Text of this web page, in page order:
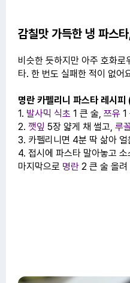
감칠맛 가득한 냉 파스
비슷한 듯하지만 아주 호화
타. 한 번도 실패한 적이 없어
명란 카펠리니 파스타 레시
1. 발사믹 식초 1 큰 술, 쯔유 1
2. 깻잎 5장 얇게 채 썰고, 루
3. 카펠리니면 4분 딱 삶아
4. 접시에 파스타 말아놓고
마지막으로 명란 2 큰 술 올려